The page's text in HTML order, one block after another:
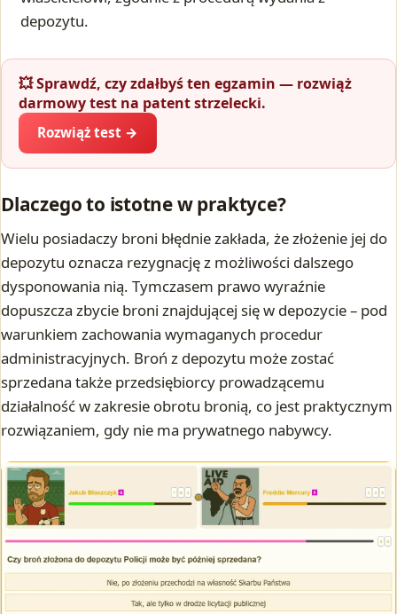
depozytu.
💥 Sprawdź, czy zdałbyś ten egzamin — rozwiąż
darmowy test na patent strzelecki.
Rozwiąż test →
Dlaczego to istotne w praktyce?
Wielu posiadaczy broni błędnie zakłada, że złożenie jej do
depozytu oznacza rezygnację z możliwości dalszego
dysponowania nią. Tymczasem prawo wyraźnie
dopuszcza zbycie broni znajdującej się w depozycie – pod
warunkiem zachowania wymaganych procedur
administracyjnych. Broń z depozytu może zostać
sprzedana także przedsiębiorcy prowadzącemu
działalność w zakresie obrotu bronią, co jest praktycznym
rozwiązaniem, gdy nie ma prywatnego nabywcy.